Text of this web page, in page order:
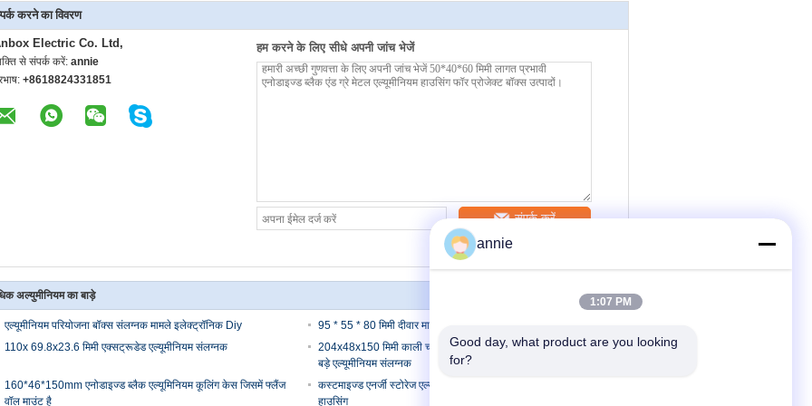
करने का विवरण
Electric Co. Ltd,
से संपर्क करें: annie
+8618824331851
हम करने के लिए सीधे अपनी जांच भेजें
संपर्क करें
अल्युमीनियम का बाड़े
एल्यूमीनियम परियोजना बॉक्स संलग्नक मामले इलेक्ट्रॉनिक Diy
95 * 55 * 80 मिमी दीवार माउंट विद्युत संलग्नक
110x 69.8x23.6 मिमी एक्सट्रूडेड एल्यूमीनियम संलग्नक
204x48x150 मिमी काली चांदी के रंग में हीटसिंक पक्षों के साथ एक्सट्रूडेड
बड़े एल्यूमीनियम संलग्नक
160*46*150mm एनोडाइज्ड ब्लैक एल्यूमिनियम कूलिंग केस जिसमें फ्लैंज
वॉल माउंट है
कस्टमाइज्ड एनर्जी स्टोरेज एल्यूमिनियम एनक्लोजर पावर सप्लाई एल्यूमिनियम
हाउसिंग
annie
1:07 PM
Good day, what product are you looking
for?